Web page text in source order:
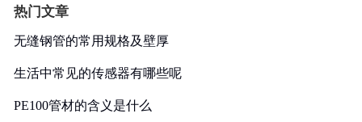
热门文章
无缝钢管的常用规格及壁厚
生活中常见的传感器有哪些呢
PE100管材的含义是什么